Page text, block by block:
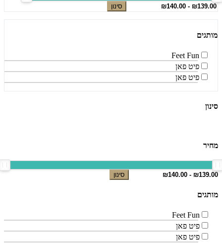
סינון
מותגים
Feet Fun
פיט פאן
פיט פאן
סינון
מחיר
סינון
מותגים
Feet Fun
פיט פאן
פיט פאן